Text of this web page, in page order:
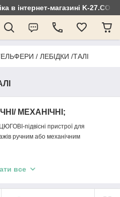
в інтернет-магазині K-
/ ЛЕБІДКИ /ТАЛІ
МЕХАНІЧНІ;
підвісні пристрої для
ручним або механічним
своє застосування як у
все